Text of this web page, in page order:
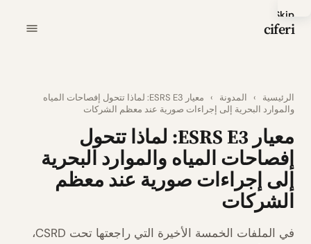
Skip
to
ciferi
الرئيسية › المدونة ›
معيار ESRS E3: لماذا تتحول إفصاحات المياه
والموارد البحرية إلى إجراءات صورية عند معظم الشركات
معيار ESRS E3: لماذا تتحول
إفصاحات المياه والموارد البحرية
إلى إجراءات صورية عند معظم
الشركات
في الملفات الخمسة الأخيرة التي راجعتها تحت CSRD،